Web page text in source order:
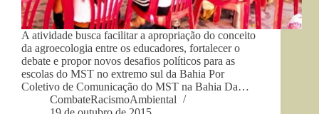
A atividade busca facilitar a apropriação do conceito
da agroecologia entre os educadores, fortalecer o
debate e propor novos desafios políticos para as
escolas do MST no extremo sul da Bahia Por
Coletivo de Comunicação do MST na Bahia Da…
CombateRacismoAmbiental